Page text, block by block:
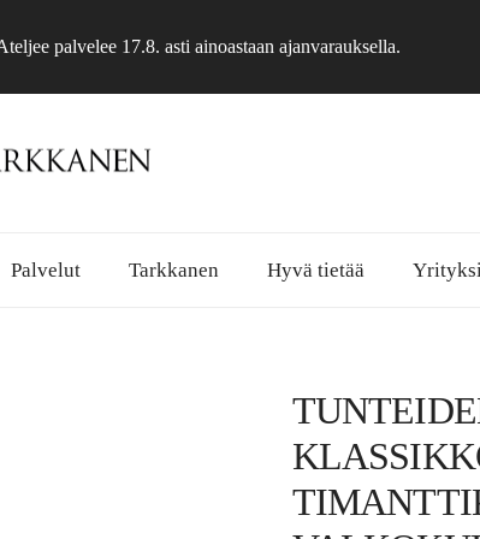
palvelee 17.8. asti ainoastaan ajanvarauksella.
Palvelut Tarkkanen Hyvä tietää